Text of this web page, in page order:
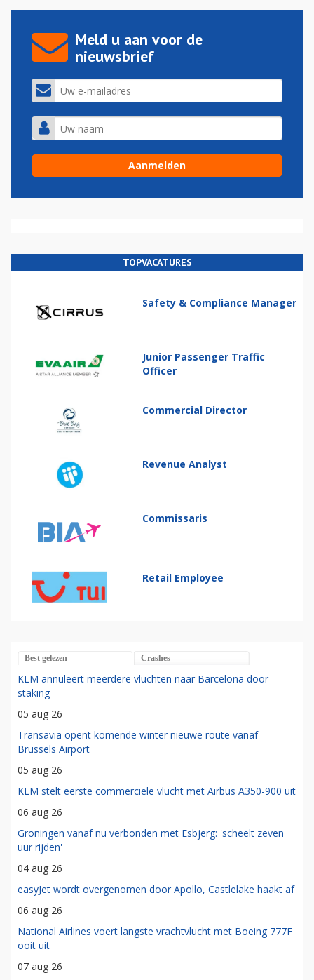
Meld u aan voor de
nieuwsbrief
TOPVACATURES
Safety & Compliance Manager
Junior Passenger Traffic
Officer
Commercial Director
Revenue Analyst
Commissaris
Retail Employee
Best gelezen Crashes
KLM annuleert meerdere vluchten naar Barcelona door
staking
05 aug 26
Transavia opent komende winter nieuwe route vanaf
Brussels Airport
05 aug 26
KLM stelt eerste commerciële vlucht met Airbus A350-900 uit
06 aug 26
Groningen vanaf nu verbonden met Esbjerg: 'scheelt zeven
uur rijden'
04 aug 26
easyJet wordt overgenomen door Apollo, Castlelake haakt af
06 aug 26
National Airlines voert langste vrachtvlucht met Boeing 777F
ooit uit
07 aug 26